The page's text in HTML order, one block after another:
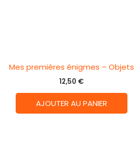
Mes premières énigmes – Objets
12,50 €
AJOUTER AU PANIER